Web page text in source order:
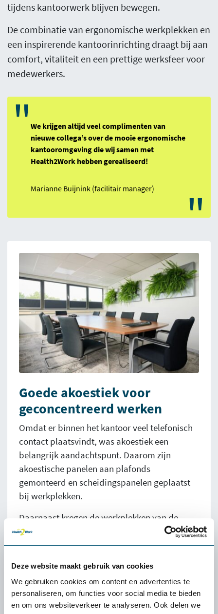
Deze website maakt gebruik van cookies
We gebruiken cookies om content en advertenties te
personaliseren, om functies voor social media te bieden
en om ons websiteverkeer te analyseren. Ook delen we
tijdens kantoorwerk blijven bewegen.
De combinatie van ergonomische werkplekken en
een inspirerende kantoorinrichting draagt bij aan
comfort, vitaliteit en een prettige werksfeer voor
medewerkers.
"We krijgen altijd veel complimenten van
nieuwe collega’s over de mooie ergonomische
kantooromgeving die wij samen met
Health2Work hebben gerealiseerd!
Marianne Buijnink (facilitair manager) "
Goede akoestiek voor
geconcentreerd werken
Omdat er binnen het kantoor veel telefonisch
contact plaatsvindt, was akoestiek een
belangrijk aandachtspunt. Daarom zijn
akoestische panelen aan plafonds
gemonteerd en scheidingspanelen geplaatst
bij werkplekken.
Daarnaast kregen de werkplekken van de
receptionistes extra warmtepanelen voor
meer comfort. De speciaal ontworpen
entree en ondersteunt een gastvrije ontvangst
van bezoekers.